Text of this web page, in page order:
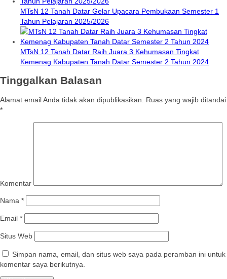
MTsN 12 Tanah Datar Gelar Upacara Pembukaan Semester 1
Tahun Pelajaran 2025/2026
MTsN 12 Tanah Datar Raih Juara 3 Kehumasan Tingkat
Kemenag Kabupaten Tanah Datar Semester 2 Tahun 2024
Tinggalkan Balasan
Alamat email Anda tidak akan dipublikasikan. Ruas yang wajib ditandai
*
Komentar
Nama *
Email *
Situs Web
Simpan nama, email, dan situs web saya pada peramban ini untuk
komentar saya berikutnya.